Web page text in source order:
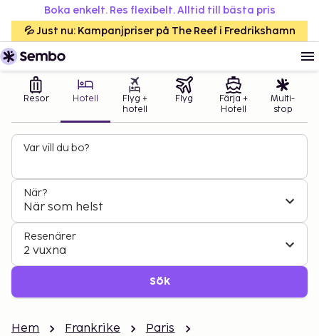
Boka enkelt. Res flexibelt. Alltid till bästa pris
💦 Just nu: Kampanjpriser på The Reef i Fredrikshamn
Resor Hotell
Flyg +
hotell
Flyg
Färja +
Hotell
Multi-
stop
Var vill du bo?
När?
När som helst
Resenärer
2 vuxna
Sök
Hem Frankrike
Paris